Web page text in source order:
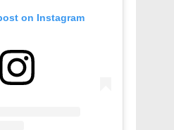
on Instagram